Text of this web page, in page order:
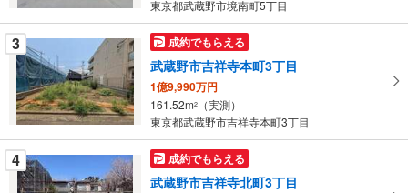
ー
ジ
に
保
存
す
る
東京都武蔵野市境南町5丁目
3 成約でもらえる
武蔵野市吉祥寺本町3丁目
1億9,990万円
161.52m2
（実測）
東京都武蔵野市吉祥寺本町3丁目
4 成約でもらえる
武蔵野市吉祥寺北町3丁目